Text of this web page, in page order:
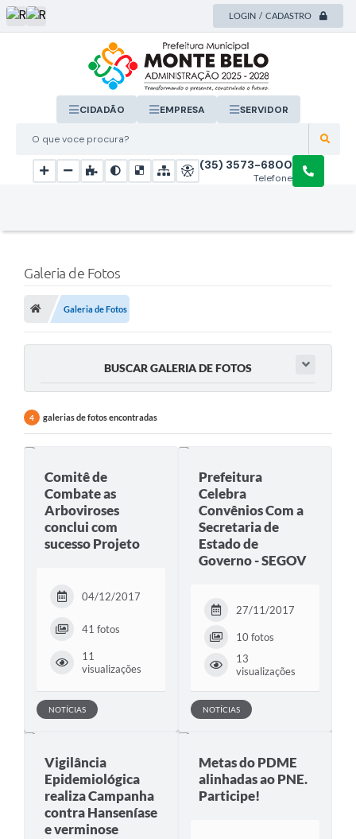
LOGIN / CADASTRO
O que voce procura?
CIDADÃO EMPRESA SERVIDOR
Telefone
(35) 3573-6800
Galeria de Fotos
Galeria de Fotos
BUSCAR GALERIA DE FOTOS
4 galerias de fotos encontradas
Comitê de
Combate as
Arboviroses
conclui com
sucesso Projeto
04/12/2017
41 fotos
11
visualizações
NOTÍCIAS
Prefeitura
Celebra
Convênios Com a
Secretaria de
Estado de
Governo - SEGOV
27/11/2017
10 fotos
13
visualizações
NOTÍCIAS
Vigilância
Epidemiológica
realiza Campanha
contra Hanseníase
e verminose
Metas do PDME
alinhadas ao PNE.
Participe!